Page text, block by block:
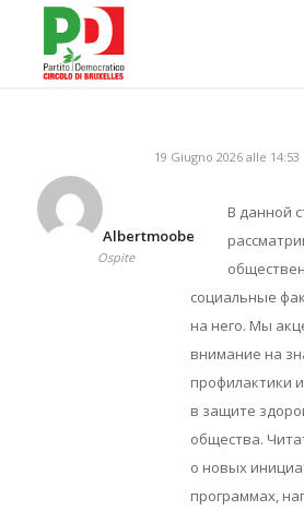
19 Giugno 2026 alle 14:53
Albertmoobe
Ospite
В данной
социальные
на него. Мы
внимание на
профилактики
в защите
общества.
о новых
программах,